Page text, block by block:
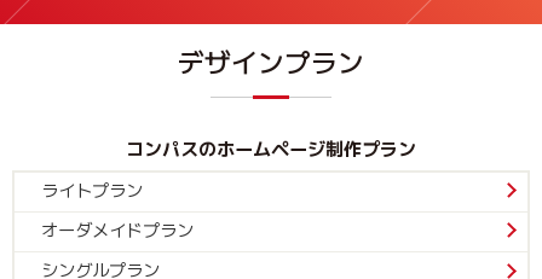
ウェアプリント
資料ダウンロード
Webあんしん通信
採用情報
外部スタッフ募集
サイトマップ
お問合せはお気軽に
デザインプラン
コンパスのホームページ制作プラン
ライトプラン
オーダメイドプラン
シングルプラン